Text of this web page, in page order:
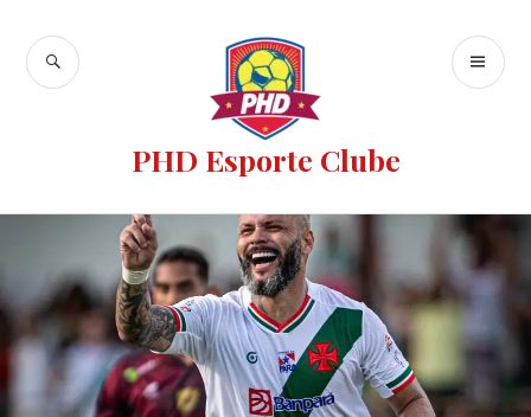
PHD Esporte Clube